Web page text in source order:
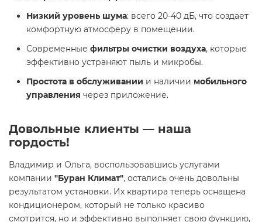
Низкий уровень шума: всего 20-40 дБ, что создает
комфортную атмосферу в помещении.
Современные фильтры очистки воздуха, которые
эффективно устраняют пыль и микробы.
Простота в обслуживании и наличии мобильного
управления через приложение.
Довольные клиенты — наша
гордость!
Владимир и Ольга, воспользовавшись услугами
компании "Буран Климат", остались очень довольны
результатом установки. Их квартира теперь оснащена
кондиционером, который не только красиво
смотрится, но и эффективно выполняет свою функцию,